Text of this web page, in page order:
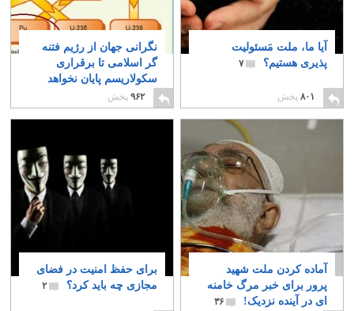
آیا ما، ملت مَسئولیت
پذیری هستیم؟
۷
۸۰۱ پخش
نگرانی جهان از رژیم فتنه
گر اسلامی تا برقراری
سکولاریسم پایان نخواهد
یافت
۲ ۹۶۲ پخش
آماده کردن ملت شهید
پرور برای خبر مرگ خامنه
ای در آینده نزدیک!
۳۶
برای حفظ امنیت در فضای
مجازی چه باید کرد؟
۲